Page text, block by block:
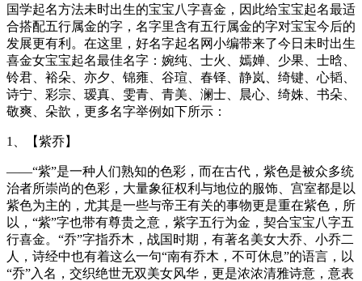
国学起名方法未时出生的宝宝八字喜金，因此给宝宝起名最适
合搭配五行属金的字，名字里含有五行属金的字对宝宝今后的
发展更有利。在这里，好名字起名网小编带来了今日未时出生
喜金女宝宝起名最佳名字：婉纯、士火、嫣婵、少果、士晗、
铃君、裕朵、亦夕、锦雍、谷瑄、春铎、静岚、绮键、心韬、
诗宁、彩宗、瑷真、雯青、青美、澜士、晨心、绮姝、书朵、
敬爽、朵歆，更多名字举例如下所示：
1、【紫乔】
——“紫”是一种人们熟知的色彩，而在古代，紫色是被众多统
治者所崇尚的色彩，大量象征权利与地位的服饰、宫室都是以
紫色为主的，尤其是一些与帝王有关的事物更是重在紫色，所
以，“紫”字也带有尊贵之意，紫字五行为金，契合宝宝八字五
行喜金。“乔”字指乔木，战国时期，有著名美女大乔、小乔二
人，诗经中也有着这么一句“南有乔木，不可休息”的语言，以
“乔”入名，交织绝世无双美女风华，更是浓浓清雅诗意，意表